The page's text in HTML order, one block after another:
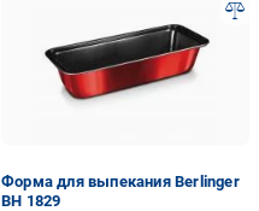
Форма для выпекания Berlinger
BH 1829